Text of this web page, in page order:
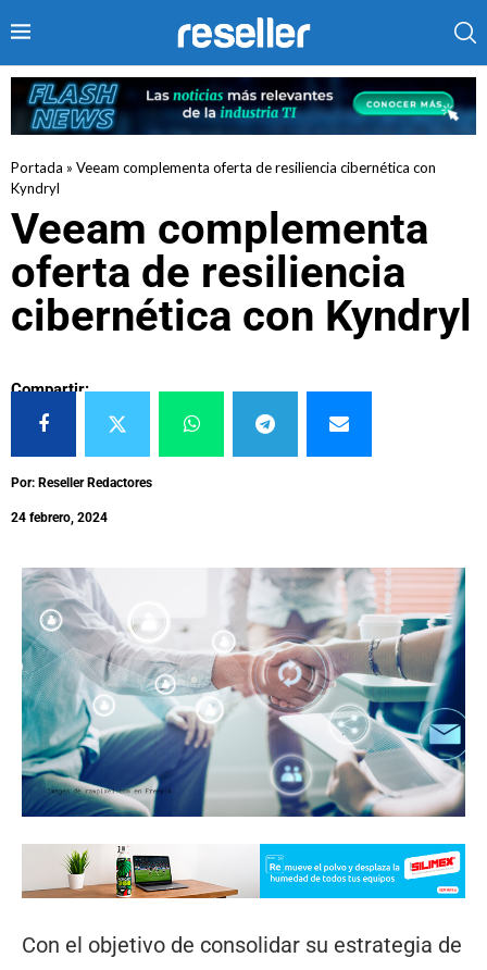
Portada » Veeam complementa oferta de resiliencia cibernética con
Kyndryl
Veeam complementa
oferta de resiliencia
cibernética con Kyndryl
Compartir:
Por: Reseller Redactores
24 febrero, 2024
Con el objetivo de consolidar su estrategia de